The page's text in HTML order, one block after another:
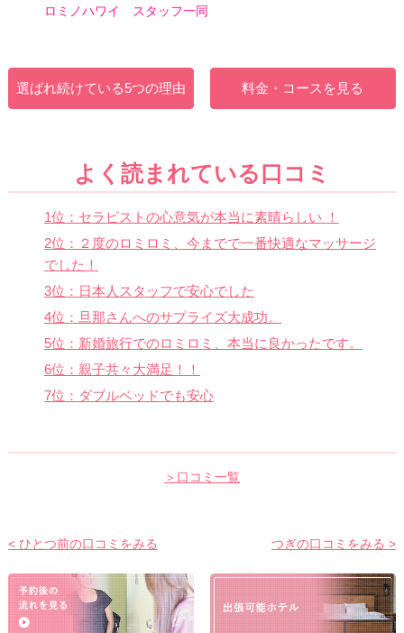
ロミノハワイ スタッフ一同
選ばれ続けている5つの理由 料金・コースを見る
よく読まれている口コミ
1位：セラピストの心意気が本当に素晴らしい ！
2位：２度のロミロミ、今までで一番快適なマッサージ
でした！
3位：日本人スタッフで安心でした
4位：旦那さんへのサプライズ大成功。
5位：新婚旅行でのロミロミ、本当に良かったです。
6位：親子共々大満足！！
7位：ダブルベッドでも安心
＞口コミ一覧
< ひとつ前の口コミをみる つぎの口コミをみる >